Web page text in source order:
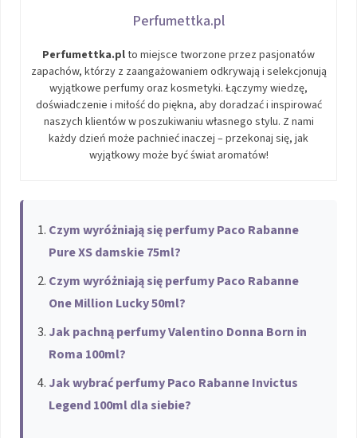
Perfumettka.pl
Perfumettka.plto miejsce tworzone przez pasjonatów
zapachów, którzy z zaangażowaniem odkrywają i selekcjonują
wyjątkowe perfumy oraz kosmetyki. Łączymy wiedzę,
doświadczenie i miłość do piękna, aby doradzać i inspirować
naszych klientów w poszukiwaniu własnego stylu. Z nami
każdy dzień może pachnieć inaczej – przekonaj się, jak
wyjątkowy może być świat aromatów!
Czym wyróżniają się perfumy Paco Rabanne
Pure XS damskie 75ml?
Czym wyróżniają się perfumy Paco Rabanne
One Million Lucky 50ml?
Jak pachną perfumy Valentino Donna Born in
Roma 100ml?
Jak wybrać perfumy Paco Rabanne Invictus
Legend 100ml dla siebie?